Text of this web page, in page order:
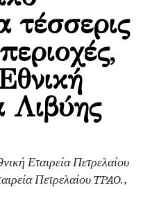
τέσσερις
Λιβύης
Εταιρεία Πετρελαίου
Πετρελαίου TPAO.,